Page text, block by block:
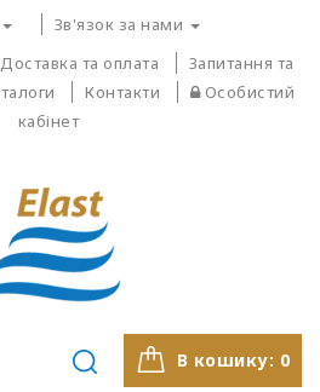
Зв'язок за нами
Доставка та оплата
Запитання та
Контакти
Особистий
кабінет
В кошику: 0